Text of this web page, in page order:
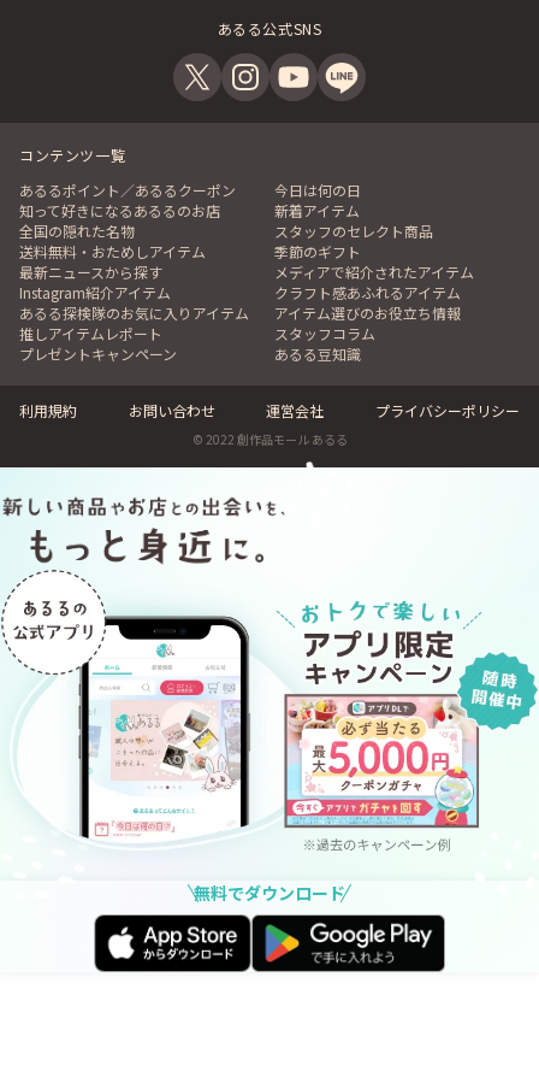
あるる公式SNS
コンテンツ一覧
あるるポイント／あるるクーポン
今日は何の日
知って好きになるあるるのお店
新着アイテム
全国の隠れた名物
スタッフのセレクト商品
送料無料・おためしアイテム
季節のギフト
最新ニュースから探す
メディアで紹介されたアイテム
Instagram紹介アイテム
クラフト感あふれるアイテム
あるる探検隊のお気に入りアイテム
アイテム選びのお役立ち情報
推しアイテムレポート
スタッフコラム
プレゼントキャンペーン
あるる豆知識
利用規約 お問い合わせ 運営会社 プライバシーポリシー
© 2022 創作品モール あるる
無料でダウンロード